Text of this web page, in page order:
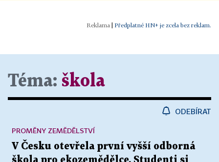
Předplatné HN+ je zcela bez reklam.
Téma: škola
ODEBÍRAT
V Česku otevřela první vyšší odborná
škola pro ekozemědělce. Studenti si
PROMĚNY ZEMĚDĚLSTVÍ